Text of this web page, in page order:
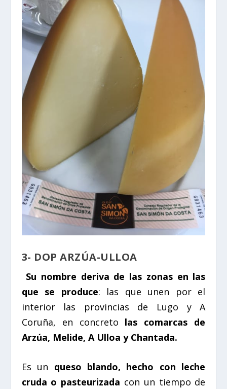
3- DOP ARZÚA-ULLOA
Su nombre deriva de las zonas en las
que se produce: las que unen por el
interior las provincias de Lugo y A
Coruña, en concreto las comarcas de
Arzúa, Melide, A Ulloa y Chantada.
Es un queso blando, hecho con leche
cruda o pasteurizada con un tiempo de